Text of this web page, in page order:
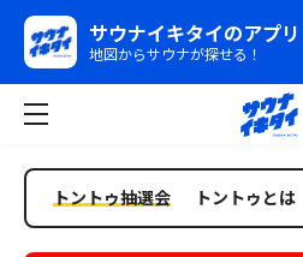
サウナイキタイのアプリ
地図からサウナが探せる！
トントゥ抽選会 トントゥとは